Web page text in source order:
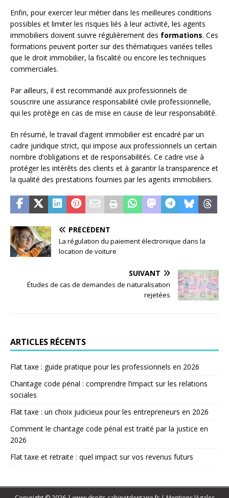
Enfin, pour exercer leur métier dans les meilleures conditions
possibles et limiter les risques liés à leur activité, les agents
immobiliers doivent suivre régulièrement des formations. Ces
formations peuvent porter sur des thématiques variées telles
que le droit immobilier, la fiscalité ou encore les techniques
commerciales.
Par ailleurs, il est recommandé aux professionnels de
souscrire une assurance responsabilité civile professionnelle,
qui les protège en cas de mise en cause de leur responsabilité.
En résumé, le travail d’agent immobilier est encadré par un
cadre juridique strict, qui impose aux professionnels un certain
nombre d’obligations et de responsabilités. Ce cadre vise à
protéger les intérêts des clients et à garantir la transparence et
la qualité des prestations fournies par les agents immobiliers.
PRÉCÉDENT
La régulation du paiement électronique dans la
location de voiture
SUIVANT
Études de cas de demandes de naturalisation
rejetées
ARTICLES RÉCENTS
Flat taxe : guide pratique pour les professionnels en 2026
Chantage code pénal : comprendre l’impact sur les relations
sociales
Flat taxe : un choix judicieux pour les entrepreneurs en 2026
Comment le chantage code pénal est traité par la justice en
2026
Flat taxe et retraite : quel impact sur vos revenus futurs